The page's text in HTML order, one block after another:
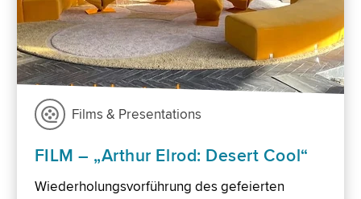
Films & Presentations
FILM – „Arthur Elrod: Desert Cool“
Wiederholungsvorführung des gefeierten